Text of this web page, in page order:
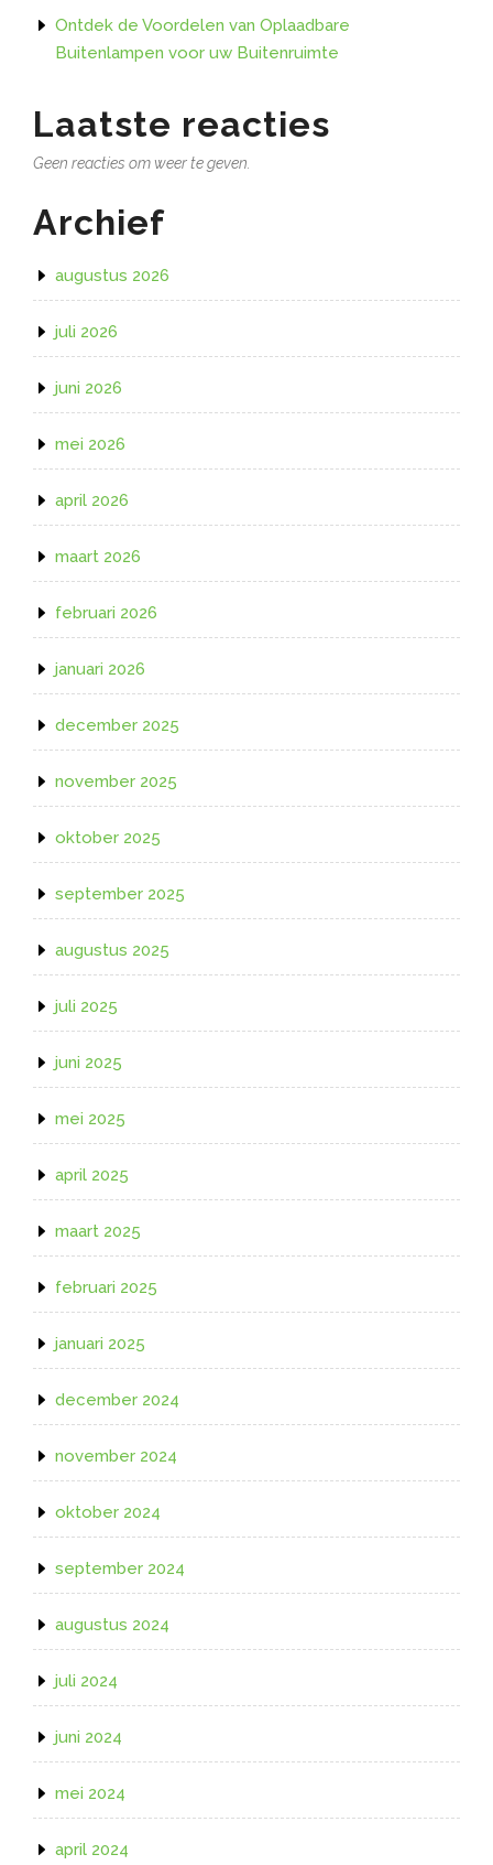
Ontdek de Voordelen van Oplaadbare
Buitenlampen voor uw Buitenruimte
Laatste reacties
Geen reacties om weer te geven.
Archief
augustus 2026
juli 2026
juni 2026
mei 2026
april 2026
maart 2026
februari 2026
januari 2026
december 2025
november 2025
oktober 2025
september 2025
augustus 2025
juli 2025
juni 2025
mei 2025
april 2025
maart 2025
februari 2025
januari 2025
december 2024
november 2024
oktober 2024
september 2024
augustus 2024
juli 2024
juni 2024
mei 2024
april 2024